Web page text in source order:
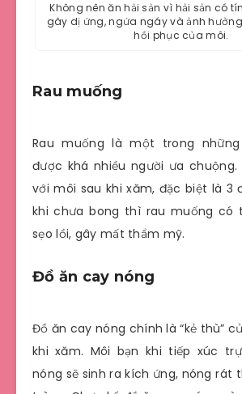
Không nên ăn hải sản vì hải sản có
gây dị ứng, ngứa ngáy và ảnh
hồi phục của môi.
Rau muống
Rau muống là một trong
được khá nhiều người ưa chuộng.
với môi sau khi xăm, đặc biệt là 3
khi chưa bong thì rau muống có
sẹo lồi, gây mất thẩm mỹ.
Đồ ăn cay nóng
Đồ ăn cay nóng chính là “kẻ thù”
khi xăm. Môi bạn khi tiếp xúc
nóng sẽ sinh ra kích ứng, nóng rát